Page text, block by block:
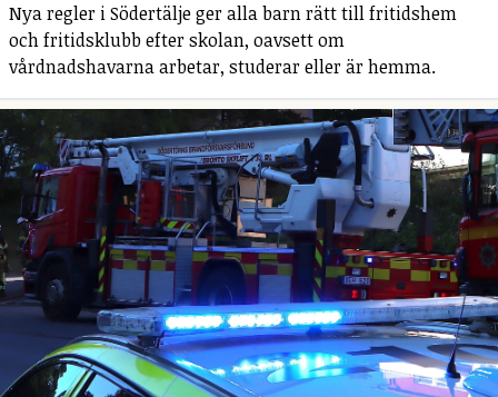
Nya regler i Södertälje ger alla barn rätt till fritidshem
och fritidsklubb efter skolan, oavsett om
vårdnadshavarna arbetar, studerar eller är hemma.